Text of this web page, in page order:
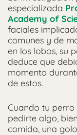
especializada
Academy of
faciales
comunes y de
en los lobos, su
deduce que
momento
de estos.
Cuando tu
pedirte algo, bien
comida, una